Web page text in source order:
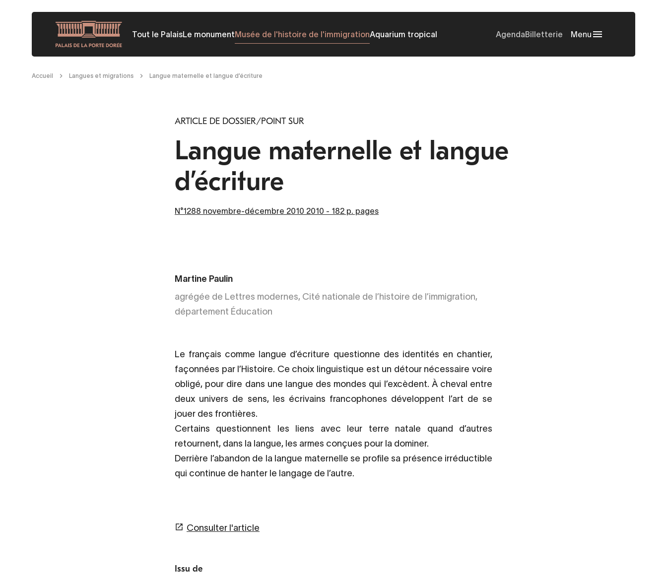
principal
Tout le PalaisLe monumentMusée de l'histoire de l'immigrationAquarium tropical AgendaBilletterie Menu
Fil
Accueil Langues et migrations Langue maternelle et langue d’écriture
ARTICLE DE DOSSIER/POINT SUR
Langue maternelle et langue
d’écriture
N°1288 novembre-décembre 2010 2010 - 182 p. pages
Martine Paulin
agrégée de Lettres modernes, Cité nationale de l’histoire de l’immigration,
département Éducation
Le français comme langue d’écriture questionne des identités en chantier,
façonnées par l’Histoire. Ce choix linguistique est un détour nécessaire voire
obligé, pour dire dans une langue des mondes qui l’excèdent. À cheval entre
deux univers de sens, les écrivains francophones développent l’art de se
jouer des frontières.
Certains questionnent les liens avec leur terre natale quand d’autres
retournent, dans la langue, les armes conçues pour la dominer.
Derrière l’abandon de la langue maternelle se profile sa présence irréductible
qui continue de hanter le langage de l’autre.
Consulter l'article
Issu de